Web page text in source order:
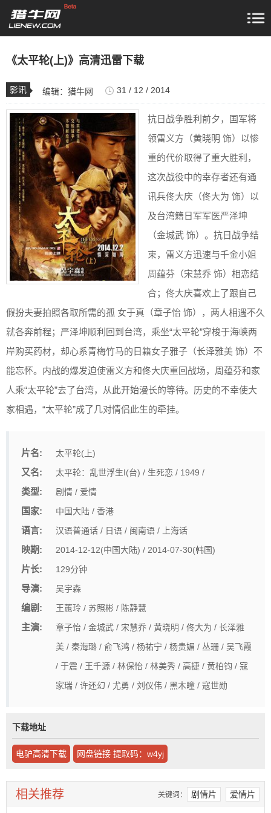
《太平轮(上)》高清迅雷下载
影讯 编辑： 猎牛网 31 / 12 / 2014
抗日战争胜利前夕，国军将
领雷义方（黄晓明 饰）以惨
重的代价取得了重大胜利，
这次战役中的幸存者还有通
讯兵佟大庆（佟大为 饰）以
及台湾籍日军军医严泽坤
（金城武 饰）。抗日战争结
束，雷义方迅速与千金小姐
周蕴芬（宋慧乔 饰）相恋结
合；佟大庆喜欢上了跟自己
假扮夫妻拍照各取所需的孤 女于真（章子怡 饰），两人相遇不久
就各奔前程；严泽坤顺利回到台湾，乘坐“太平轮”穿梭于海峡两
岸购买药材，却心系青梅竹马的日籍女子雅子（长泽雅美 饰）不
能忘怀。内战的爆发迫使雷义方和佟大庆重回战场，周蕴芬和家
人乘“太平轮”去了台湾，从此开始漫长的等待。历史的不幸使大
家相遇，“太平轮”成了几对情侣此生的牵挂。
片名: 太平轮(上)
又名: 太平轮：乱世浮生I(台) / 生死恋 / 1949 /
类型: 剧情 / 爱情
国家: 中国大陆 / 香港
语言: 汉语普通话 / 日语 / 闽南语 / 上海话
映期: 2014-12-12(中国大陆) / 2014-07-30(韩国)
片长: 129分钟
导演: 吴宇森
编剧: 王蕙玲 / 苏照彬 / 陈静慧
主演:
章子怡 / 金城武 / 宋慧乔 / 黄晓明 / 佟大为 / 长泽雅
美 / 秦海璐 / 俞飞鸿 / 杨祐宁 / 杨贵媚 / 丛珊 / 吴飞霞
/ 于震 / 王千源 / 林保怡 / 林美秀 / 高捷 / 黄柏钧 / 寇
家瑞 / 许还幻 / 尤勇 / 刘仪伟 / 黑木瞳 / 寇世勋
下载地址
电驴高清下载 网盘链接 提取码：w4yj
相关推荐 关键词： 剧情片 爱情片